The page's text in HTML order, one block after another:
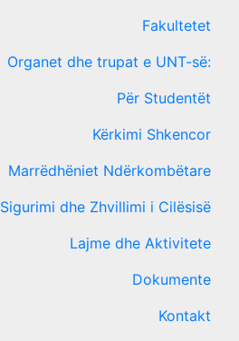
Fakultetet
Organet dhe trupat e UNT-së:
Për Studentët
Kërkimi Shkencor
Marrëdhëniet Ndërkombëtare
Sigurimi dhe Zhvillimi i Cilësisë
Lajme dhe Aktivitete
Dokumente
Kontakt